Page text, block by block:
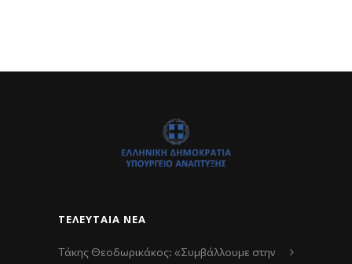
ΤΕΛΕΥΤΑΊΑ ΝΈΑ
Τάκης Θεοδωρικάκος: «Συμβάλλουμε στην